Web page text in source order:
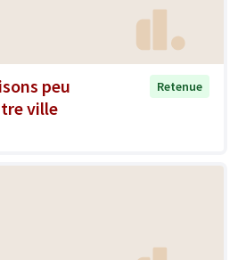
peu
ville
Retenue